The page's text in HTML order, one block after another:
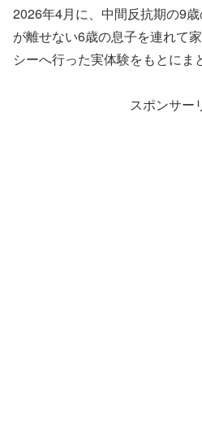
2026年4月に、中間反抗期の9
が離せない6歳の息子を連れて
シーへ行った実体験をもとにま
スポンサー